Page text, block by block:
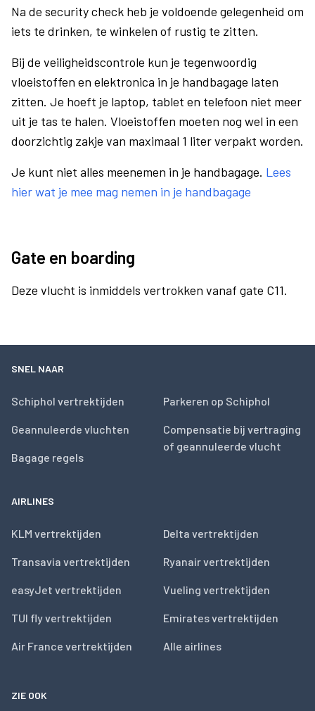
Na de security check heb je voldoende gelegenheid om
iets te drinken, te winkelen of rustig te zitten.
Bij de veiligheidscontrole kun je tegenwoordig
vloeistoffen en elektronica in je handbagage laten
zitten. Je hoeft je laptop, tablet en telefoon niet meer
uit je tas te halen. Vloeistoffen moeten nog wel in een
doorzichtig zakje van maximaal 1 liter verpakt worden.
Je kunt niet alles meenemen in je handbagage. Lees
hier wat je mee mag nemen in je handbagage
Gate en boarding
Deze vlucht is inmiddels vertrokken vanaf gate C11.
SNEL NAAR
Schiphol vertrektijden
Geannuleerde vluchten
Bagage regels
Parkeren op Schiphol
Compensatie bij vertraging
of geannuleerde vlucht
AIRLINES
KLM vertrektijden
Transavia vertrektijden
easyJet vertrektijden
TUI fly vertrektijden
Air France vertrektijden
Delta vertrektijden
Ryanair vertrektijden
Vueling vertrektijden
Emirates vertrektijden
Alle airlines
ZIE OOK